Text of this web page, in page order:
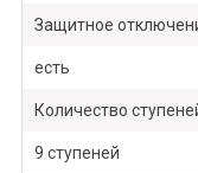
Защитное
есть
Количество
9 ступеней